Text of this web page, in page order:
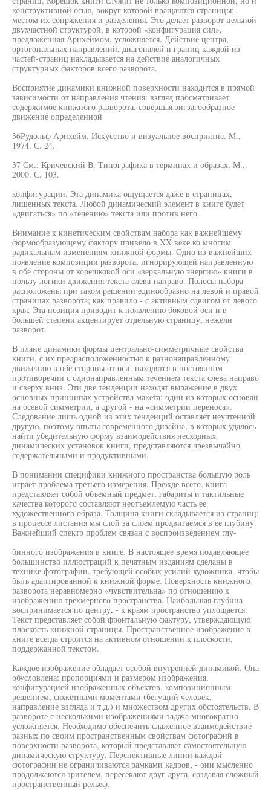
конструктивной осью, вокруг которой вращаются страницы;
местом их сопряжения и разделения. Это делает разворот цельной
двухчастной структурой, в которой «конфигурация сил»,
предложенная Арнхеймом, усложняется. Действие центра,
ортогональных направлений, диагоналей и границ каждой из
частей-страниц накладывается на действие аналогичных
структурных факторов всего разворота.
Восприятие динамики книжной поверхности находится в прямой
зависимости от направления чтения: взгляд просматривает
содержимое книжного разворота, совершая зигзагообразное
движение определенной
36Рудольф Арнхейм. Искусство и визуальное восприятие. М.,
1974. С. 24.
37 См.: Кричевский В. Типографика в терминах и образах. М.,
2000. С. 103.
конфигурации. Эта динамика ощущается даже в страницах,
лишенных текста. Любой динамический элемент в книге будет
«двигаться» по «течению» текста или против него.
Внимание к кинетическим свойствам набора как важнейшему
формообразующему фактору привело в XX веке ко многим
радикальным изменениям книжной формы. Одно из важнейших -
появление композиции разворота, игнорирующей направленную
в обе стороны от корешковой оси «зеркальную энергию» книги в
пользу логики движения текста слева-направо. Полосы набора
расположены при таком решении единообразно на левой и правой
страницах разворота; как правило - с активным сдвигом от левого
края. Эта позиция приводит к появлению боковой оси и в
большей степени акцентирует отдельную страницу, нежели
разворот.
В плане динамики формы центрально-симметричные свойства
книги, с их предрасположенностью к разнонаправленному
движению в обе стороны от оси, находятся в постоянном
противоречии с однонаправленным течением текста слева направо
и сверху вниз. Эти две тенденции находят выражение в двух
основных принципах устройства макета: один из которых основан
на осевой симметрии, а другой - на «симметрии переноса».
Следование лишь одной из этих тенденций оставляет неучтенной
другую, поэтому опыты современного дизайна, в которых удалось
найти убедительную форму взаимодействия несходных
динамических установок книги, представляются чрезвычайно
содержательными и продуктивными.
В понимании специфики книжного пространства большую роль
играет проблема третьего измерения. Прежде всего, книга
представляет собой объемный предмет, габариты и тактильные
качества которого составляют неотъемлемую часть ее
художественного образа. Толщина книги складывается из страниц;
в процессе листания мы слой за слоем продвигаемся в ее глубину.
Важнейший спектр проблем связан с воспроизведением глу-
бинного изображения в книге. В настоящее время подавляющее
большинство иллюстраций к печатным изданиям сделаны в
технике фотографии, требующей особых усилий художника, чтобы
быть адаптированной к книжной форме. Поверхность книжного
разворота неравномерно «чувствительна» по отношению к
изображению трехмерного пространства. Наибольшая глубина
воспринимается по центру, - к краям пространство уплощается.
Текст представляет собой фронтальную фактуру, утверждающую
плоскость книжной страницы. Пространственное изображение в
книге всегда строится на активном отношении к плоскости,
поддержанной текстом.
Каждое изображение обладает особой внутренней динамикой. Она
обусловлена: пропорциями и размером изображения,
конфигурацией изображенных объектов, композиционным
решением, сюжетными моментами (бегущий человек,
направление взгляда и т.д.) и множеством других обстоятельств. В
развороте с несколькими изображениями задача многократно
усложняется. Необходимо обеспечить слаженное взаимодействие
разных по своим пространственным свойствам фотографий в
поверхности разворота, который представляет самостоятельную
динамическую структуру. Перспективные линии каждой
фотографии не ограничиваются рамками кадров, - они мысленно
продолжаются зрителем, пересекают друг друга, создавая сложный
пространственный рельеф.